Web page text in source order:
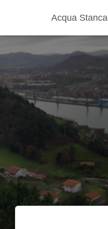
Acqua Stanca